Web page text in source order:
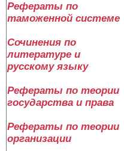
Рефераты по
таможенной системе
Сочинения по
литературе и
русскому языку
Рефераты по теории
государства и права
Рефераты по теории
организации